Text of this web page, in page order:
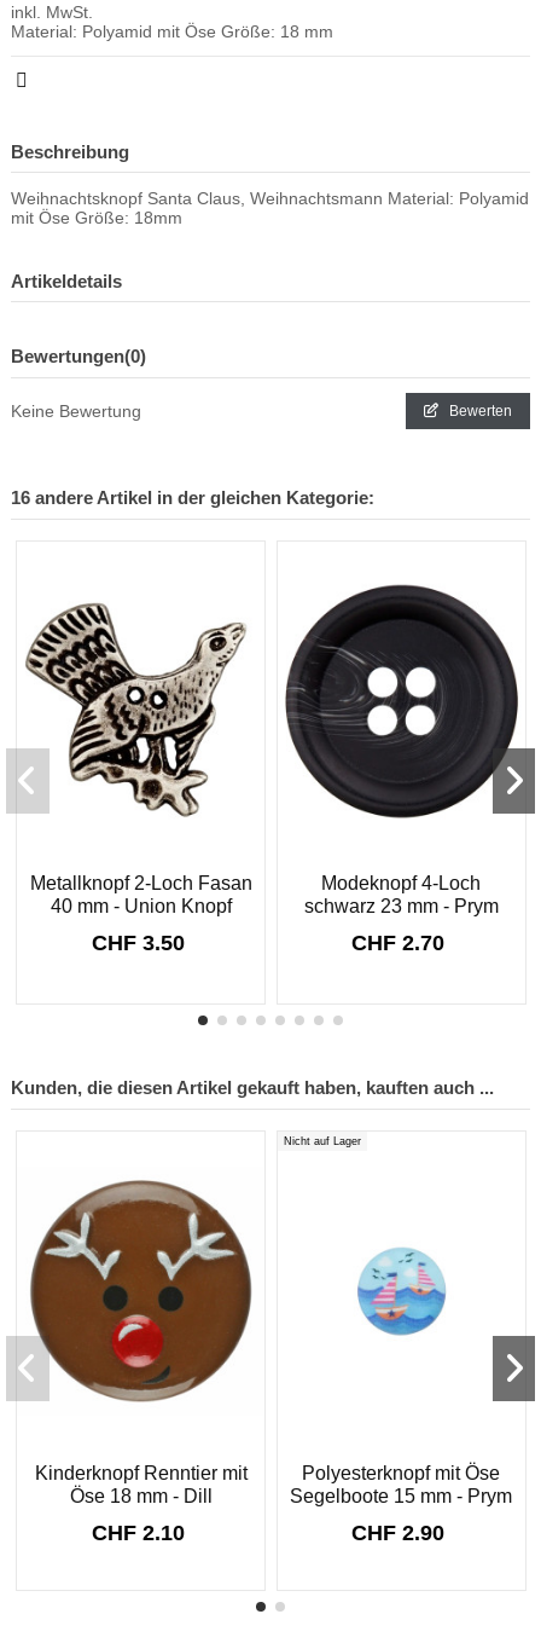
inkl. MwSt.
Material: Polyamid mit Öse Größe: 18 mm
Beschreibung
Weihnachtsknopf Santa Claus, Weihnachtsmann Material: Polyamid
mit Öse Größe: 18mm
Artikeldetails
Bewertungen(0)
Keine Bewertung Bewerten
16 andere Artikel in der gleichen Kategorie:
Metallknopf 2-Loch Fasan
40 mm - Union Knopf
CHF 3.50
Modeknopf 4-Loch
schwarz 23 mm - Prym
CHF 2.70
Kunden, die diesen Artikel gekauft haben, kauften auch ...
Kinderknopf Renntier mit
Öse 18 mm - Dill
CHF 2.10
Nicht auf Lager
Polyesterknopf mit Öse
Segelboote 15 mm - Prym
CHF 2.90